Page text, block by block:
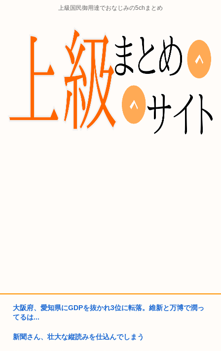
上級国民御用達でおなじみの5chまとめ
大阪府、愛知県にGDPを抜かれ3位に転落。維新と万博で潤っ
てるは...
新聞さん、壮大な縦読みを仕込んでしまう